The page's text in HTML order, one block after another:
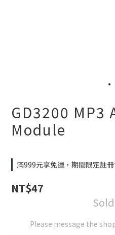
GD3200 MP3
Module
滿999元享免運，期間限定註
NT$47
Please message the